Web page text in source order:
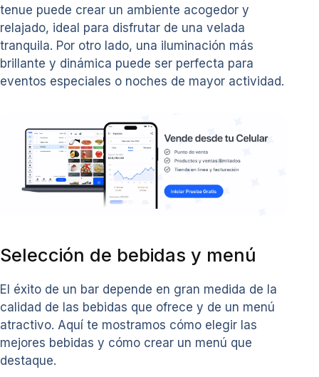
tenue puede crear un ambiente acogedor y
relajado, ideal para disfrutar de una velada
tranquila. Por otro lado, una iluminación más
brillante y dinámica puede ser perfecta para
eventos especiales o noches de mayor actividad.
Selección de bebidas y menú
El éxito de un bar depende en gran medida de la
calidad de las bebidas que ofrece y de un menú
atractivo. Aquí te mostramos cómo elegir las
mejores bebidas y cómo crear un menú que
destaque.